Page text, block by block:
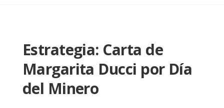
Estrategia: Carta de
Margarita Ducci por Día
del Minero